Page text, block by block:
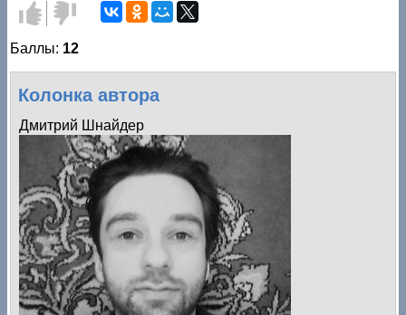
Голос
за!
Голос
против!
Баллы: 12
Колонка автора
Дмитрий Шнайдер